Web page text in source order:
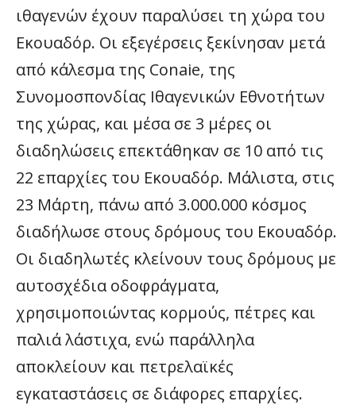
ιθαγενών έχουν παραλύσει τη χώρα του
Εκουαδόρ. Οι εξεγέρσεις ξεκίνησαν μετά
από κάλεσμα της Conaie, της
Συνομοσπονδίας Ιθαγενικών Εθνοτήτων
της χώρας, και μέσα σε 3 μέρες οι
διαδηλώσεις επεκτάθηκαν σε 10 από τις
22 επαρχίες του Εκουαδόρ. Μάλιστα, στις
23 Μάρτη, πάνω από 3.000.000 κόσμος
διαδήλωσε στους δρόμους του Εκουαδόρ.
Οι διαδηλωτές κλείνουν τους δρόμους με
αυτοσχέδια οδοφράγματα,
χρησιμοποιώντας κορμούς, πέτρες και
παλιά λάστιχα, ενώ παράλληλα
αποκλείουν και πετρελαϊκές
εγκαταστάσεις σε διάφορες επαρχίες.